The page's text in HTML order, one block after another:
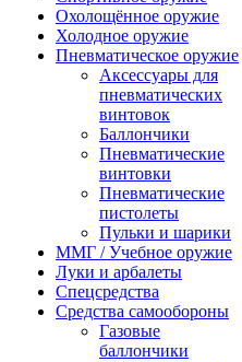
Охолощённое оружие
Холодное оружие
Пневматическое оружие
Аксессуары для
пневматических
винтовок
Баллончики
Пневматические
винтовки
Пневматические
пистолеты
Пульки и шарики
ММГ / Учебное оружие
Луки и арбалеты
Спецсредства
Средства самообороны
Газовые
баллончики